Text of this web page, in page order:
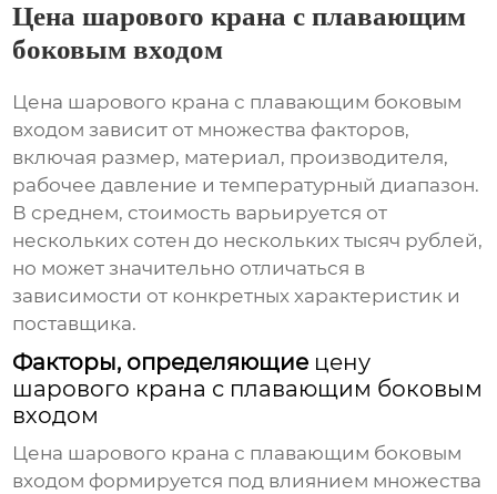
Цена шарового крана с плавающим
боковым входом
Цена шарового крана с плавающим боковым
входом зависит от множества факторов,
включая размер, материал, производителя,
рабочее давление и температурный диапазон.
В среднем, стоимость варьируется от
нескольких сотен до нескольких тысяч рублей,
но может значительно отличаться в
зависимости от конкретных характеристик и
поставщика.
Факторы, определяющие цену
шарового крана с плавающим боковым
входом
Цена шарового крана с плавающим боковым
входом формируется под влиянием множества